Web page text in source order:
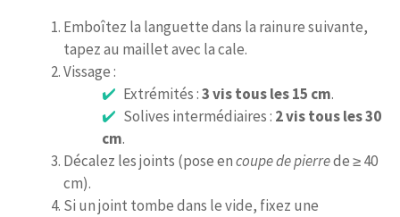
Emboîtez la languette dans la rainure suivante,
tapez au maillet avec la cale.
Vissage :
Extrémités :3 vis tous les 15 cm.
Solives intermédiaires : 2 vis tous les 30
cm.
Décalez les joints (pose encoupe de pierrede ≥ 40
cm).
Si un joint tombe dans le vide, fixez une